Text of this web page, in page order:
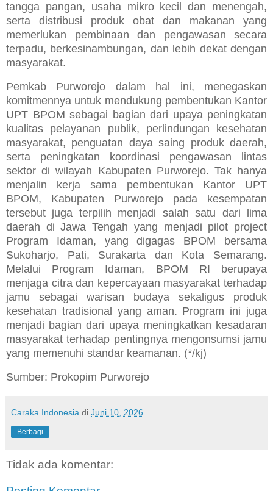
tangga pangan, usaha mikro kecil dan menengah,
serta distribusi produk obat dan makanan yang
memerlukan pembinaan dan pengawasan secara
terpadu, berkesinambungan, dan lebih dekat dengan
masyarakat.
Pemkab Purworejo dalam hal ini, menegaskan
komitmennya untuk mendukung pembentukan Kantor
UPT BPOM sebagai bagian dari upaya peningkatan
kualitas pelayanan publik, perlindungan kesehatan
masyarakat, penguatan daya saing produk daerah,
serta peningkatan koordinasi pengawasan lintas
sektor di wilayah Kabupaten Purworejo. Tak hanya
menjalin kerja sama pembentukan Kantor UPT
BPOM, Kabupaten Purworejo pada kesempatan
tersebut juga terpilih menjadi salah satu dari lima
daerah di Jawa Tengah yang menjadi pilot project
Program Idaman, yang digagas BPOM bersama
Sukoharjo, Pati, Surakarta dan Kota Semarang.
Melalui Program Idaman, BPOM RI berupaya
menjaga citra dan kepercayaan masyarakat terhadap
jamu sebagai warisan budaya sekaligus produk
kesehatan tradisional yang aman. Program ini juga
menjadi bagian dari upaya meningkatkan kesadaran
masyarakat terhadap pentingnya mengonsumsi jamu
yang memenuhi standar keamanan. (*/kj)
Sumber: Prokopim Purworejo
Caraka Indonesia di Juni 10, 2026
Berbagi
Tidak ada komentar: